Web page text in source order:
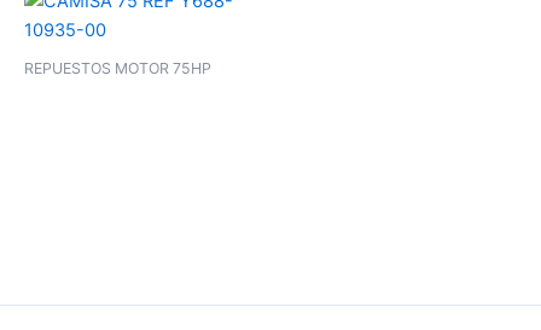
REPUESTOS MOTOR 75HP